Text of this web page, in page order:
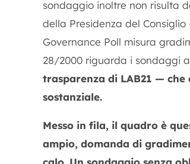
sondaggio inoltre non risulta
della Presidenza del
Governance Poll misura
28/2000 riguarda i sondaggi
trasparenza di LAB21 —
sostanziale.
Messo in fila, il quadro è
ampio, domanda di